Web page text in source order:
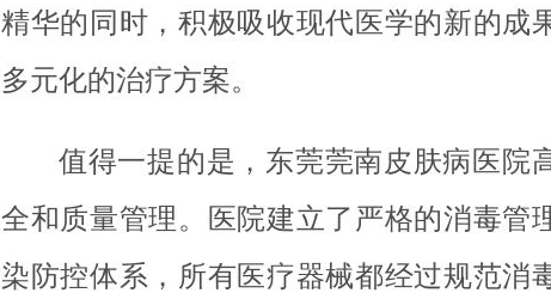
精华的同时，积极吸收现代医学的新的成
多元化的治疗方案。
值得一提的是，东莞莞南皮肤病医院
全和质量管理。医院建立了严格的消毒管
染防控体系，所有医疗器械都经过规范消